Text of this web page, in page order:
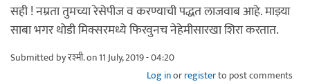
सही ! नम्रता तुमच्या रेसेपीज व करण्याची पद्धत लाजवाब आहे. माझ्या
साबा भगर थोडी मिक्सरमध्ये फिरवुनच नेहेमीसारखा शिरा करतात.
Submitted byरश्मी.on 11 July, 2019 - 04:20
Log inorregisterto post comments